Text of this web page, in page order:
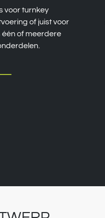
voor turnkey
of juist voor
één of meerdere